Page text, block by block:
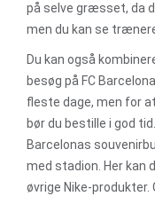
på selve græsset, da
men du kan se
Du kan også
besøg på FC
fleste dage, men for
bør du bestille i god
Barcelonas
med stadion. Her kan
øvrige Nike-produkter.